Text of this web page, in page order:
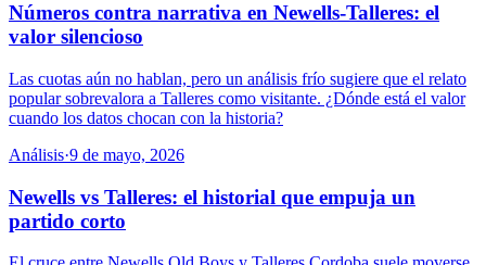
Números contra narrativa en Newells-Talleres: el
valor silencioso
Las cuotas aún no hablan, pero un análisis frío sugiere que el relato
popular sobrevalora a Talleres como visitante. ¿Dónde está el valor
cuando los datos chocan con la historia?
Análisis·9 de mayo, 2026
Newells vs Talleres: el historial que empuja un
partido corto